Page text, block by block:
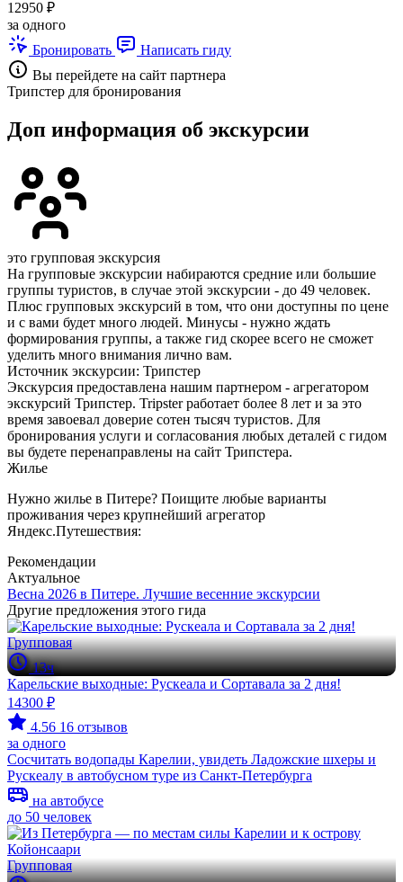
12950 ₽
за одного
Бронировать
Написать гиду
Вы перейдете на сайт партнера
Трипстер для бронирования
Доп информация об экскурсии
это групповая экскурсия
На групповые экскурсии набираются средние или большие
группы туристов, в случае этой экскурсии - до 49 человек.
Плюс групповых экскурсий в том, что они доступны по цене
и с вами будет много людей. Минусы - нужно ждать
формирования группы, а также гид скорее всего не сможет
уделить много внимания лично вам.
Источник экскурсии: Трипстер
Экскурсия предоставлена нашим партнером - агрегатором
экскурсий Трипстер. Tripster работает более 8 лет и за это
время завоевал доверие сотен тысяч туристов. Для
бронирования услуги и согласования любых деталей с гидом
вы будете перенаправлены на сайт Трипстера.
Жилье
Нужно жилье в Питере? Поищите любые варианты
проживания через крупнейший агрегатор
Яндекс.Путешествия:
Рекомендации
Актуальное
Весна 2026 в Питере. Лучшие весенние экскурсии
Другие предложения этого гида
Групповая
13ч
Карельские выходные: Рускеала и Сортавала за 2 дня!
14300 ₽
4.56 16 отзывов
за одного
Сосчитать водопады Карелии, увидеть Ладожские шхеры и
Рускеалу в автобусном туре из Санкт-Петербурга
на автобусе
до 50 человек
Групповая